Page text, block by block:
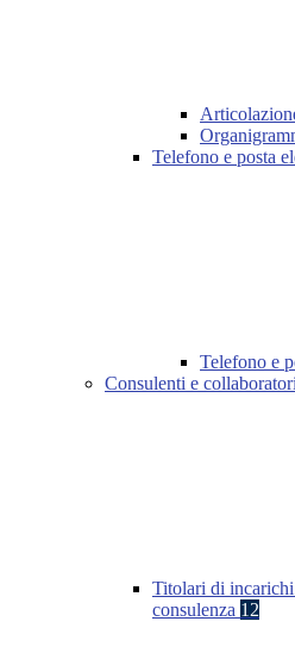
Telefono e posta
Telefono e
Consulenti e collaboratori
Titolari di
consulenza 12